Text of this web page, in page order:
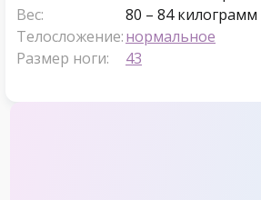
Вес:
80 – 84 килограмм
Телосложение:нормальное
Размер ноги:
43